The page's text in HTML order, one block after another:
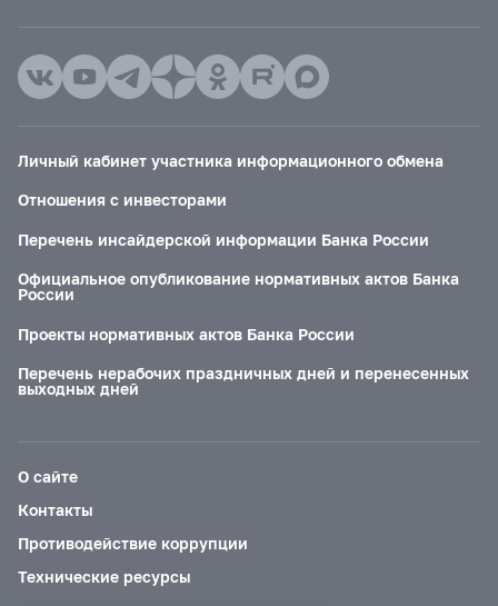
Личный кабинет участника информационного обмена
Отношения с инвесторами
Перечень инсайдерской информации Банка России
Официальное опубликование нормативных актов Банка
России
Проекты нормативных актов Банка России
Перечень нерабочих праздничных дней и перенесенных
выходных дней
О сайте
Контакты
Противодействие коррупции
Технические ресурсы